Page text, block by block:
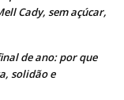
Cady, sem açúcar,
de ano: por que
solidão e